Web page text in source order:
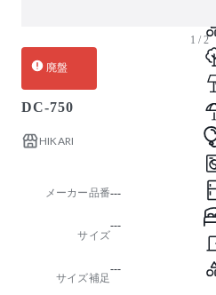
1 / 2
廃盤
DC-750
HIKARI
メーカー品番---
サイズ
---
サイズ補足
---